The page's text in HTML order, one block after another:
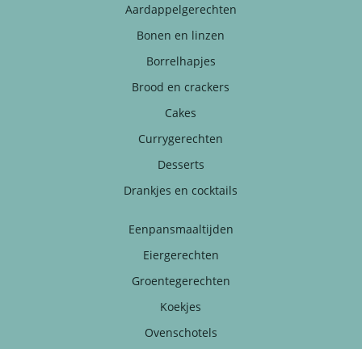
Aardappelgerechten
Bonen en linzen
Borrelhapjes
Brood en crackers
Cakes
Currygerechten
Desserts
Drankjes en cocktails
Eenpansmaaltijden
Eiergerechten
Groentegerechten
Koekjes
Ovenschotels